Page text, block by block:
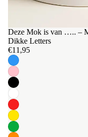
Deze Mok is van ….. –
Dikke Letters
€11,95